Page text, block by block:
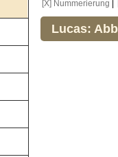
[X] Nummerierung
Lucas: